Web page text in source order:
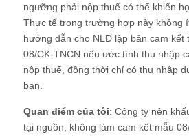
ngưỡng phải nộp thuế có thể khiến
Thực tế trong trường hợp này không
hướng dẫn cho NLĐ lập bản cam kết
08/CK-TNCN nếu ước tính thu nhập
nộp thuế, đồng thời chỉ có thu nhập
bạn.
Quan điểm của tôi: Công ty nên
tại nguồn, không làm cam kết mẫu